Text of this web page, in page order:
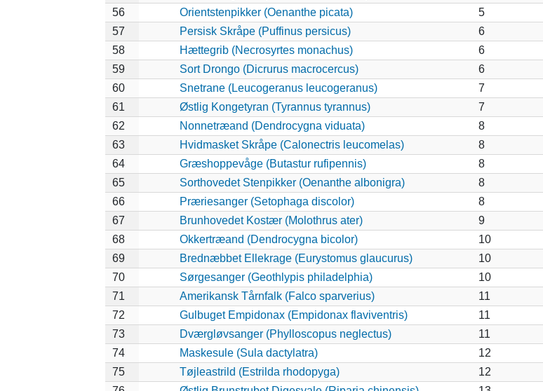
56
Orientstenpikker (Oenanthe picata)
5
57
Persisk Skråpe (Puffinus persicus)
6
58
Hættegrib (Necrosyrtes monachus)
6
59
Sort Drongo (Dicrurus macrocercus)
6
60
Snetrane (Leucogeranus leucogeranus)
7
61
Østlig Kongetyran (Tyrannus tyrannus)
7
62
Nonnetræand (Dendrocygna viduata)
8
63
Hvidmasket Skråpe (Calonectris leucomelas)
8
64
Græshoppevåge (Butastur rufipennis)
8
65
Sorthovedet Stenpikker (Oenanthe albonigra)
8
66
Præriesanger (Setophaga discolor)
8
67
Brunhovedet Kostær (Molothrus ater)
9
68
Okkertræand (Dendrocygna bicolor)
10
69
Brednæbbet Ellekrage (Eurystomus glaucurus)
10
70
Sørgesanger (Geothlypis philadelphia)
10
71
Amerikansk Tårnfalk (Falco sparverius)
11
72
Gulbuget Empidonax (Empidonax flaviventris)
11
73
Dværgløvsanger (Phylloscopus neglectus)
11
74
Maskesule (Sula dactylatra)
12
75
Tøjleastrild (Estrilda rhodopyga)
12